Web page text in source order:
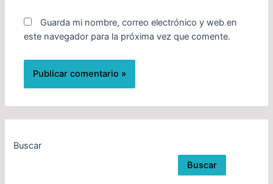
Guarda mi nombre, correo electrónico y web en
este navegador para la próxima vez que comente.
Buscar
Buscar